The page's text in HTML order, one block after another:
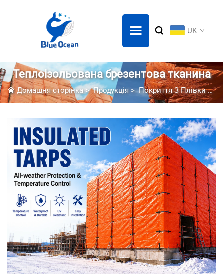
UK
Теплоізольована брезентова тканина
Домашня сторінка>Продукція>Покриття З Плівки Pe